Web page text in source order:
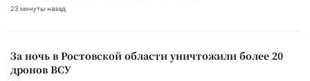
23 минуты назад
За ночь в Ростовской области уничтожили более 20
дронов ВСУ